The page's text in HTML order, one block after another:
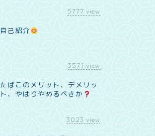
5777 view
自己紹介
3571 view
たばこのメリット、デメリッ
ト、やはりやめるべきか
3023 view